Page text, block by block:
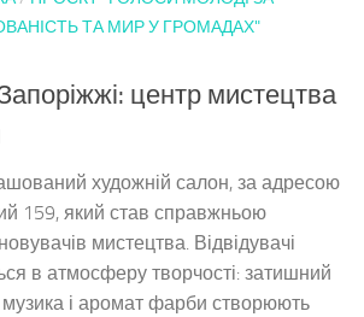
ТА МИР У ГРОМАДАХ"
центр мистецтва
художній салон, за адресою
159, який став справжньою
мистецтва. Відвідувачі
в атмосферу творчості: затишний
музика і аромат фарби створюють